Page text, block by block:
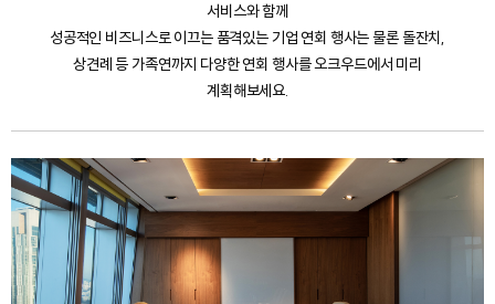
서비스와 함께
성공적인 비즈니스로 이끄는 품격있는 기업 연회 행사는 물론 돌잔치,
상견례 등 가족연까지 다양한 연회 행사를 오크우드에서 미리
계획해보세요.